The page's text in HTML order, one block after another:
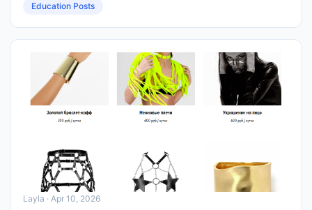
Education Posts
Layla · Apr 10, 2026